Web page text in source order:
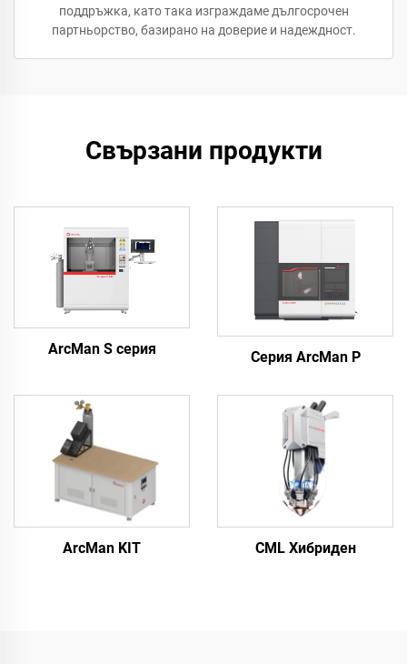
поддръжка, като така изграждаме дългосрочен
партньорство, базирано на доверие и надеждност.
Свързани продукти
ArcMan S серия Серия ArcMan P
ArcMan KIT CML Хибриден